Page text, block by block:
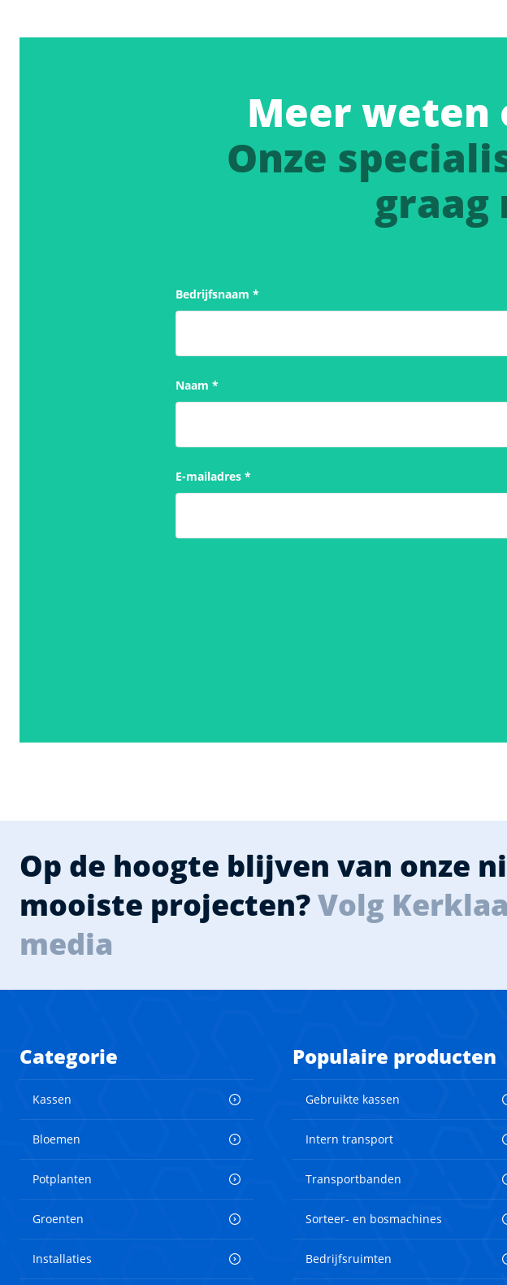
Meer weten
Onze
graag
Bedrijfsnaam *
Naam *
E-mailadres *
Op de hoogte blijven van onze
mooiste projecten?Volg
media
Categorie
Kassen
Bloemen
Potplanten
Groenten
Installaties
Populaire producten
Gebruikte kassen
Intern transport
Transportbanden
Sorteer- en bosmachines
Bedrijfsruimten